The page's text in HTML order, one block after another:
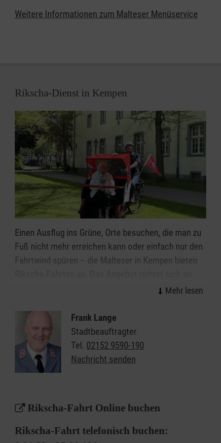
Rufen Sie uns jetzt gebührenfrei unter0800 3020103
Weitere Informationen zum Malteser Menüservice
Rikscha-Dienst in Kempen
Einen Ausflug ins Grüne, Orte besuchen, die man zu
Fuß nicht mehr erreichen kann oder einfach nur den
Fahrtwind spüren – die Malteser in Kempen bieten
Radfahren und frischer Luft haben.
Die ehrenamtlichen Fahrerinnen und Fahrer holen
die Fahrgäste mit der E-Rikscha zu Hause ab, helfen
beim Ein- und Aussteigen und fahren sie nach der
ihre Fahrgäste: Ob für ein Gespräch auf einer Bank in
dem Besuch eines Cafés. Das Angebot ist
Frank Lange
Stadtbeauftragter
Tel. 02152 9590-190
Nachricht senden
Rikscha-Fahrt Online buchen
Rikscha-Fahrt telefonisch buchen: